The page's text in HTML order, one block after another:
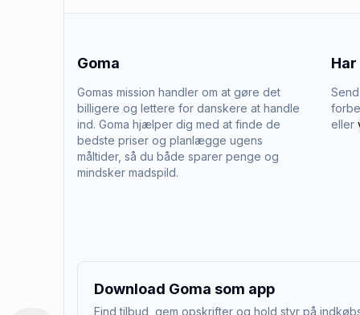
Goma
Gomas mission handler om at gøre det
billigere og lettere for danskere at handle
ind. Goma hjælper dig med at finde de
bedste priser og planlægge ugens
måltider, så du både sparer penge og
mindsker madspild.
eller
Download Goma som app
Find tilbud, gem opskrifter og hold styr på